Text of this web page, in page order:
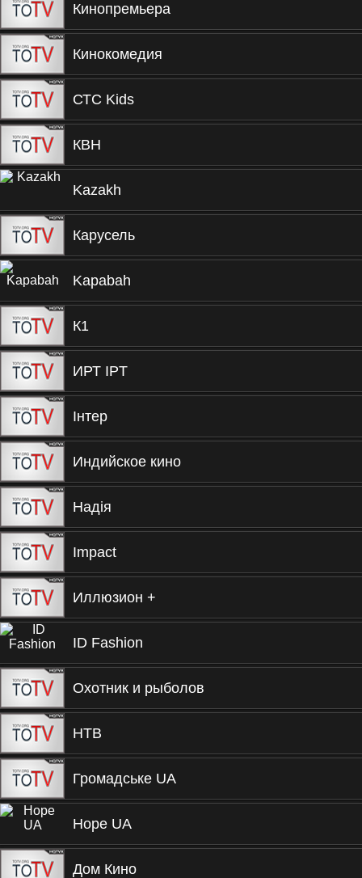
Кинопремьера
Кинокомедия
СТС Kids
КВН
Kazakh
Карусель
Kapabah
К1
ИРТ IPT
Iнтер
Индийское кино
Надiя
Impact
Иллюзион +
ID Fashion
Охотник и рыболов
НТВ
Громадське UA
Hope UA
Дом Кино